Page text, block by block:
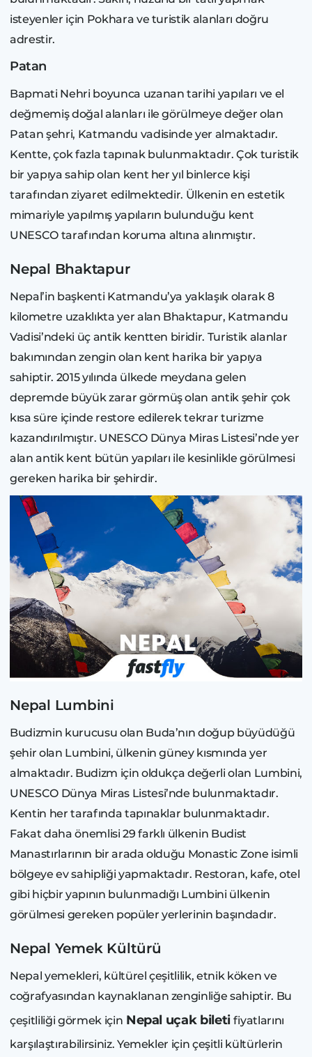
isteyenler için Pokhara ve turistik alanları doğru
adrestir.
Patan
Bapmati Nehri boyunca uzanan tarihi yapıları ve el
değmemiş doğal alanları ile görülmeye değer olan
Patan şehri, Katmandu vadisinde yer almaktadır.
Kentte, çok fazla tapınak bulunmaktadır. Çok turistik
bir yapıya sahip olan kent her yıl binlerce kişi
tarafından ziyaret edilmektedir. Ülkenin en estetik
mimariyle yapılmış yapıların bulunduğu kent
UNESCO tarafından koruma altına alınmıştır.
Nepal Bhaktapur
Nepal’in başkenti Katmandu’ya yaklaşık olarak 8
kilometre uzaklıkta yer alan Bhaktapur, Katmandu
Vadisi’ndeki üç antik kentten biridir. Turistik alanlar
bakımından zengin olan kent harika bir yapıya
sahiptir. 2015 yılında ülkede meydana gelen
depremde büyük zarar görmüş olan antik şehir çok
kısa süre içinde restore edilerek tekrar turizme
kazandırılmıştır. UNESCO Dünya Miras Listesi’nde yer
alan antik kent bütün yapıları ile kesinlikle görülmesi
gereken harika bir şehirdir.
Nepal Lumbini
Budizmin kurucusu olan Buda’nın doğup büyüdüğü
şehir olan Lumbini, ülkenin güney kısmında yer
almaktadır. Budizm için oldukça değerli olan Lumbini,
UNESCO Dünya Miras Listesi’nde bulunmaktadır.
Kentin her tarafında tapınaklar bulunmaktadır.
Fakat daha önemlisi 29 farklı ülkenin Budist
Manastırlarının bir arada olduğu Monastic Zone isimli
bölgeye ev sahipliği yapmaktadır. Restoran, kafe, otel
gibi hiçbir yapının bulunmadığı Lumbini ülkenin
görülmesi gereken popüler yerlerinin başındadır.
Nepal Yemek Kültürü
Nepal yemekleri, kültürel çeşitlilik, etnik köken ve
coğrafyasından kaynaklanan zenginliğe sahiptir. Bu
çeşitliliği görmek için Nepal uçak bileti fiyatlarını
karşılaştırabilirsiniz. Yemekler için çeşitli kültürlerin